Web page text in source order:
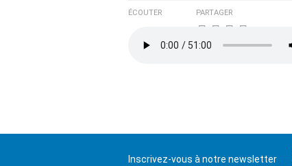
ÉCOUTER PARTAGER
Inscrivez-vous à notre newsletter